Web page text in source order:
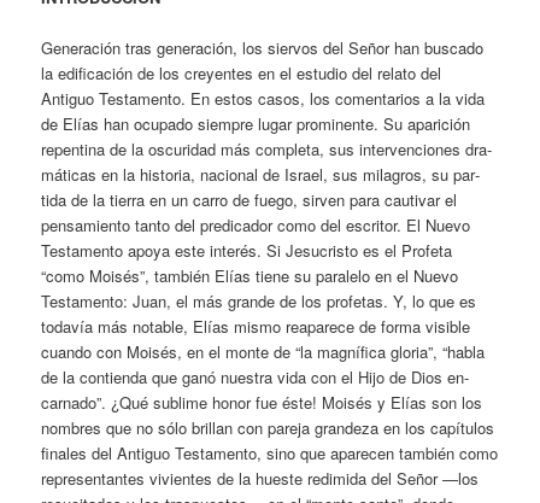
Generación tras generación, los siervos del Señor han bus­cado
la edificación de los creyentes en el estudio del relato del
Antiguo Testamento. En estos casos, los comentarios a la vida
de Elías han ocupado siempre lugar prominente. Su aparición
repentina de la oscuridad más completa, sus intervenciones dra­
máticas en la historia, nacional de Israel, sus milagros, su par­
tida de la tierra en un carro de fuego, sirven para cautivar el
pensamiento tanto del predicador como del escritor. El Nuevo
Testamento apoya este interés. Si Jesucristo es el Profeta
“como Moisés”, también Elías tiene su paralelo en el Nuevo
Testa­mento: Juan, el más grande de los profetas. Y, lo que es
toda­vía más notable, Elías mismo reaparece de forma visible
cuan­do con Moisés, en el monte de “la magnífica gloria”, “habla
de la contienda que ganó nuestra vida con el Hijo de Dios en­
carnado”. ¿Qué sublime honor fue éste! Moisés y Elías son los
nombres que no sólo brillan con pareja grandeza en los ca­pítulos
finales del Antiguo Testamento, sino que aparecen tam­bién como
representantes vivientes de la hueste redimida del Señor —los